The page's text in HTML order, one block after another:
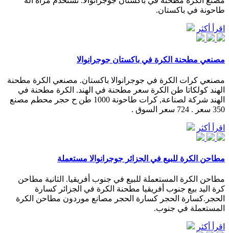
طاحونة في باكستان.
اقرأ أكثر
مصنعي مطحنة الكرة في باكستان جوجرانوالا
مصنعي كرات الكرة في جوجرانوالا باكستان. مصنعي الكرة مطحنة
الهند كولكاتا طن الكرة سعر مطحنة في الهند. الكرة مطحنة في
الهند شركة لصناعة, كرات طاحونة 1000 طن ح حجر محطم مصنع
350 سعر . 724 سعر السوق .
اقرأ أكثر
مطاحن الكرة للبيع في الجزائر جوجرانوالا مستعملة
مطاحن الكرة المستعملة للبيع في جنوب أفريقيا. الثانية مطاحن
كرة اليد بيع جنوب أفريقيا مطحنة الكرة في الجزائر كسارة
الحجر.كسارة الحجر كسارة الحجر مصانع موردون مطاحن الكرة
المستعملة في جنوب.
اقرأ أكثر